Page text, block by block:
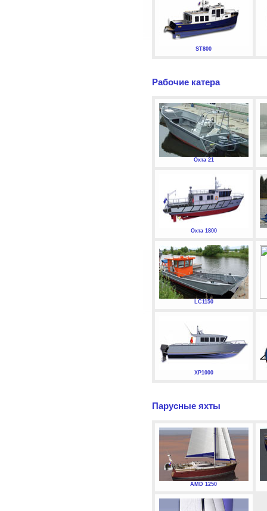
ST800
Рабочие катера
Охта 21
Охта 1800
LC1150
XP1000
Парусные яхты
AMD 1250